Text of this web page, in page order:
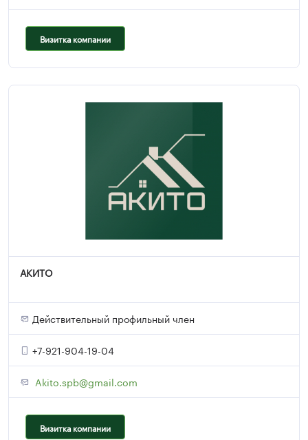
Визитка компании
АКИТО
Действительный профильный член
+7-921-904-19-04
Akito.spb@gmail.com
Визитка компании